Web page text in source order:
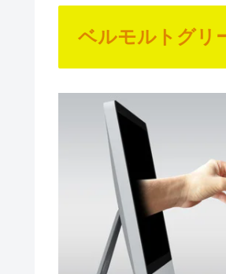
ベルモルトグリ